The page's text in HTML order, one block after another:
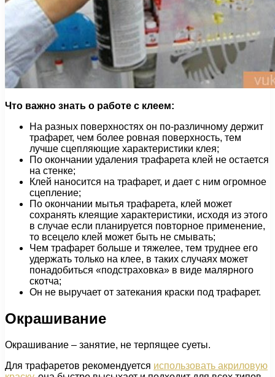
Что важно знать о работе с клеем:
На разных поверхностях он по-различному держит
трафарет, чем более ровная поверхность, тем
лучше сцепляющие характеристики клея;
По окончании удаления трафарета клей не остается
на стенке;
Клей наносится на трафарет, и дает с ним огромное
сцепление;
По окончании мытья трафарета, клей может
сохранять клеящие характеристики, исходя из этого
в случае если планируется повторное применение,
то всецело клей может быть не смывать;
Чем трафарет больше и тяжелее, тем труднее его
удержать только на клее, в таких случаях может
понадобиться «подстраховка» в виде малярного
скотча;
Он не выручает от затекания краски под трафарет.
Окрашивание
Окрашивание – занятие, не терпящее суеты.
Для трафаретов рекомендуется использовать акриловую